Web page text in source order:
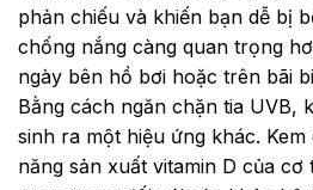
phản chiếu và khiến bạn dễ bị
chống nắng càng quan trọng
ngày bên hồ bơi hoặc trên bãi
Bằng cách ngăn chặn tia UVB,
sinh ra một hiệu ứng khác.
năng sản xuất vitamin D của